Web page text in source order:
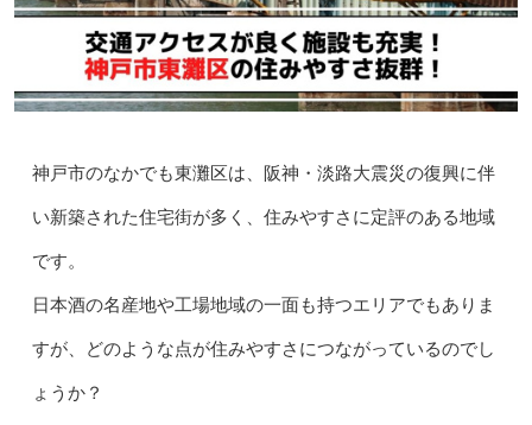
神戸市のなかでも東灘区は、阪神・淡路大震災の復興に伴
い新築された住宅街が多く、住みやすさに定評のある地域
です。
日本酒の名産地や工場地域の一面も持つエリアでもありま
すが、どのような点が住みやすさにつながっているのでし
ょうか？